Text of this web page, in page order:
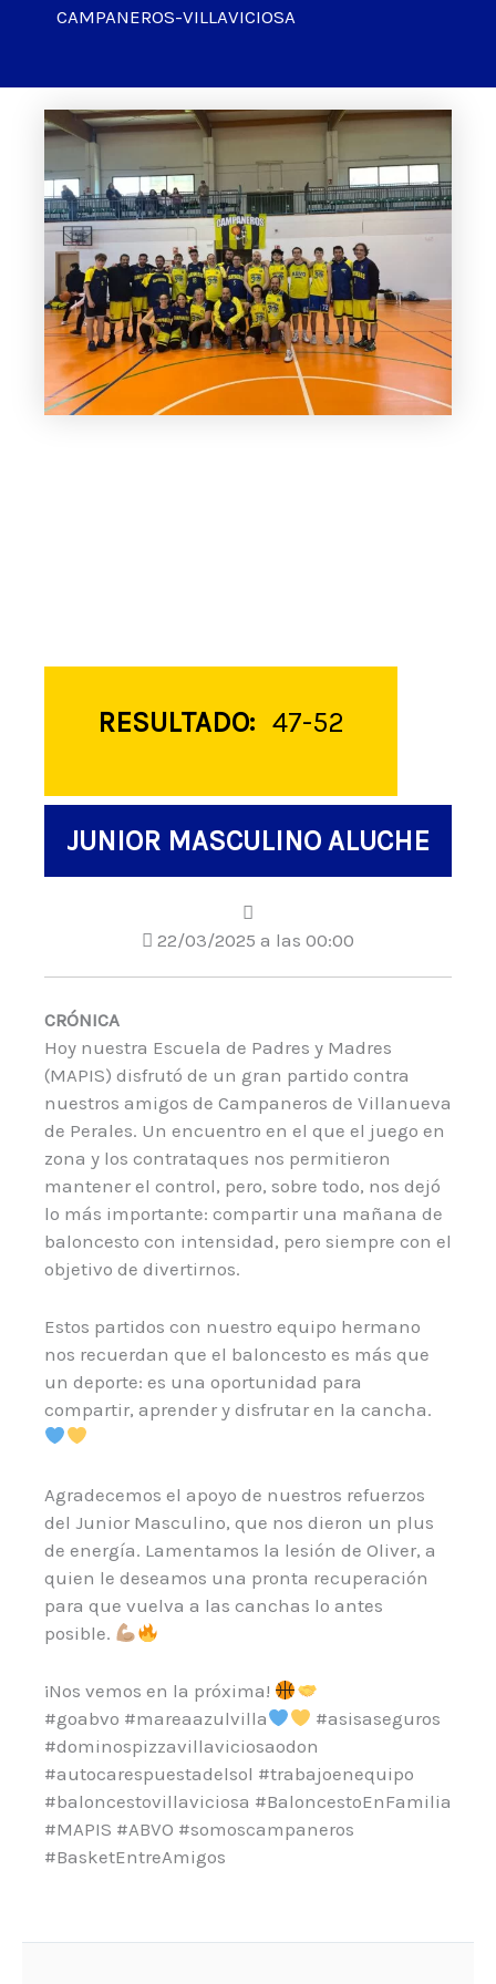
CAMPANEROS-VILLAVICIOSA
RESULTADO: 47-52
JUNIOR MASCULINO ALUCHE
22/03/2025 a las 00:00
CRÓNICA
Hoy nuestra Escuela de Padres y Madres
(MAPIS) disfrutó de un gran partido contra
nuestros amigos de Campaneros de Villanueva
de Perales. Un encuentro en el que el juego en
zona y los contrataques nos permitieron
mantener el control, pero, sobre todo, nos dejó
lo más importante: compartir una mañana de
baloncesto con intensidad, pero siempre con el
objetivo de divertirnos.
Estos partidos con nuestro equipo hermano
nos recuerdan que el baloncesto es más que
un deporte: es una oportunidad para
compartir, aprender y disfrutar en la cancha.
Agradecemos el apoyo de nuestros refuerzos
del Junior Masculino, que nos dieron un plus
de energía. Lamentamos la lesión de Oliver, a
quien le deseamos una pronta recuperación
para que vuelva a las canchas lo antes
posible.
¡Nos vemos en la próxima!
#goabvo #mareaazulvilla
#asisaseguros
#dominospizzavillaviciosaodon
#autocarespuestadelsol #trabajoenequipo
#baloncestovillaviciosa #BaloncestoEnFamilia
#MAPIS #ABVO #somoscampaneros
#BasketEntreAmigos